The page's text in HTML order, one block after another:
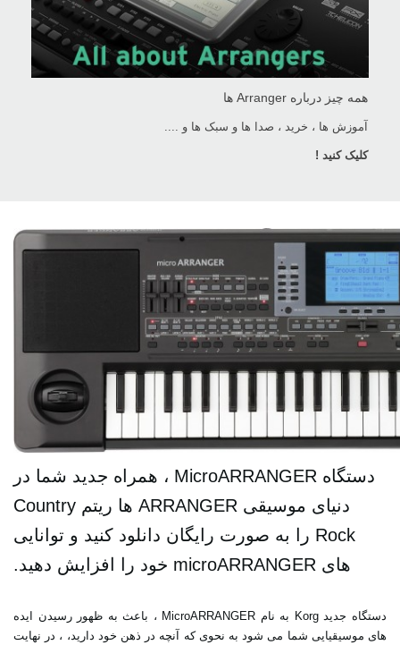
همه چیز درباره Arranger ها
آموزش ها ، خرید ، صدا ها و سبک ها و ....
کلیک کنید !
دستگاه MicroARRANGER ، همراه جدید شما در
دنیای موسیقی ARRANGER ها ریتم Country
Rock را به صورت رایگان دانلود کنید و توانایی
های microARRANGER خود را افزایش دهید.
دستگاه جدید Korg به نام MicroARRANGER ، باعث به ظهور رسیدن ایده‏
های موسیقیایی شما می شود به نحوی که آنچه در ذهن خود دارید، ، در نهایت